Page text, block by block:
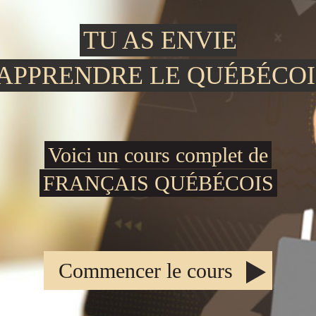
TU AS ENVIE
LE
Voici un cours complet de
FRANÇAIS QUÉBÉCOIS
Commencer le cours